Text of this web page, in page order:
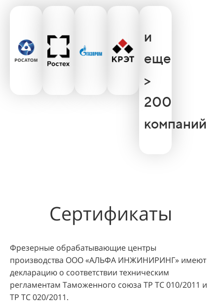
и
еще
>
200
компаний
Сертификаты
Фрезерные обрабатывающие центры
производства ООО «АЛЬФА ИНЖИНИРИНГ» имеют
декларацию о соответствии техническим
регламентам Таможенного союза ТР ТС 010/2011 и
ТР ТС 020/2011.